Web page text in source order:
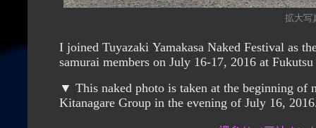
拡大写
I joined Tuyazaki Yamakasa Naked Festival as the reader of All Japan Wada Group
▼ This naked photo is taken at the beginning of naked visit to the three shrines of Tsuyazaki
Kitanagare Group in the evening of July 16,